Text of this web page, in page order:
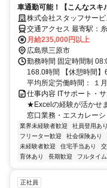
車通勤可能！【こんなスキ
ワーク経験者PowerPoint
株式会社スタッフサー
月給235,000円以上
広島県三原市
勤務時間 固定時間制
168.0時間 【休憩時間】
平均所定労働時間： １
仕事内容 ITサポート・
★Excelの経験が活かせ
窓口業務・エスカレー
業界未経験者歓迎 社員登用あり
フリーター歓迎
社会保険あり
未経験者歓迎
住宅手当あり
育休あり
長期歓迎 フルタイ
正社員